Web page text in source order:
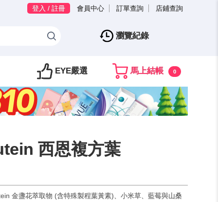
登入 / 註冊 會員中心 訂單查詢 店鋪查詢
瀏覽紀錄
EYE嚴選 馬上結帳 0
西恩複方葉
金盞花萃取物 (含特殊製程葉黃素)、小米草、藍莓與山桑